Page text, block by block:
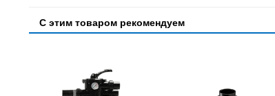
С этим товаром рекомендуем